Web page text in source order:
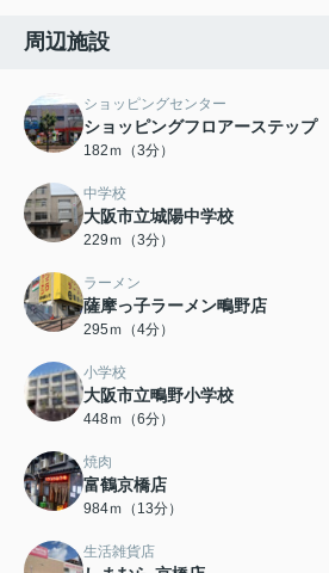
周辺施設
ショッピングセンター
ショッピングフロアーステップ
182ｍ（3分）
中学校
大阪市立城陽中学校
229ｍ（3分）
ラーメン
薩摩っ子ラーメン鴫野店
295ｍ（4分）
小学校
大阪市立鴫野小学校
448ｍ（6分）
焼肉
富鶴京橋店
984ｍ（13分）
生活雑貨店